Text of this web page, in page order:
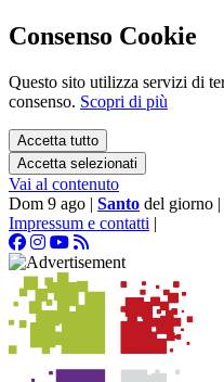
Consenso Cookie
Questo sito utilizza servizi di
consenso. Scopri di più
Accetta tutto
Accetta selezionati
Vai al contenuto
Dom 9 ago | Santo del giorno |
Impressum e contatti |